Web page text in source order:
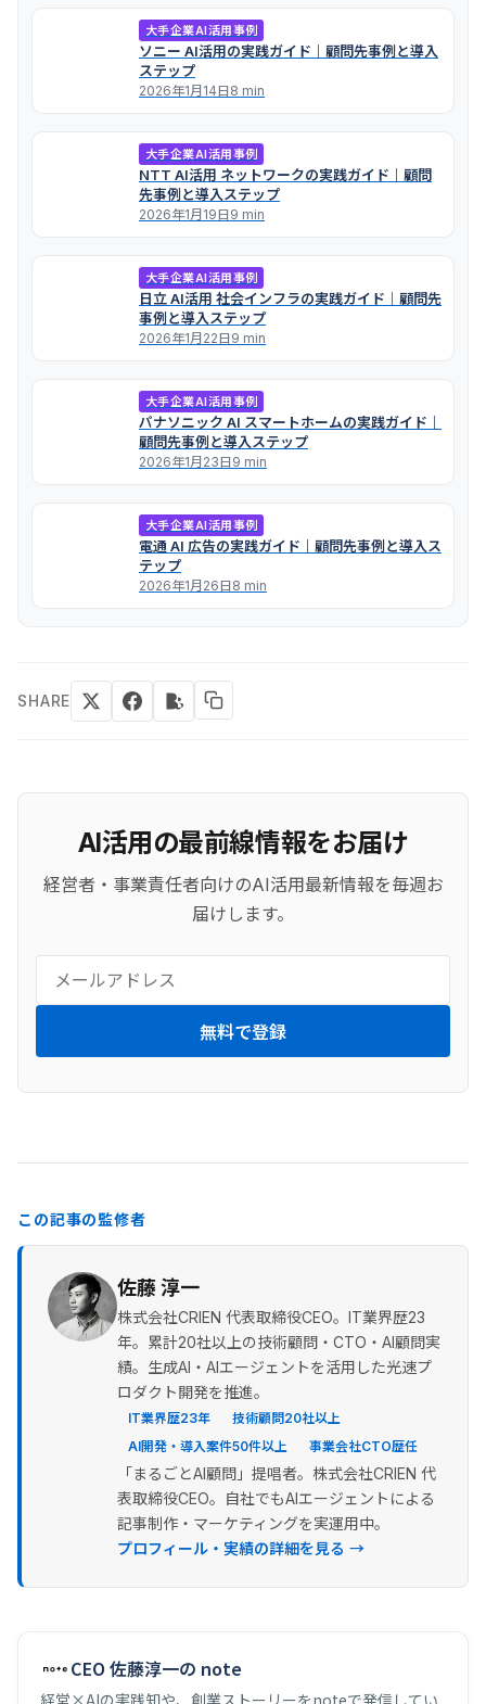
大手企業AI活用事例
ソニー AI活用の実践ガイド｜顧問先事例と導入
ステップ
2026年1月14日8 min
大手企業AI活用事例
NTT AI活用 ネットワークの実践ガイド｜顧問
先事例と導入ステップ
2026年1月19日9 min
大手企業AI活用事例
日立 AI活用 社会インフラの実践ガイド｜顧問先
事例と導入ステップ
2026年1月22日9 min
大手企業AI活用事例
パナソニック AI スマートホームの実践ガイド｜
顧問先事例と導入ステップ
2026年1月23日9 min
大手企業AI活用事例
電通 AI 広告の実践ガイド｜顧問先事例と導入ス
テップ
2026年1月26日8 min
SHARE
AI活用の最前線情報をお届け
経営者・事業責任者向けのAI活用最新情報を毎週お
届けします。
無料で登録
この記事の監修者
佐藤 淳一
株式会社CRIEN 代表取締役CEO。IT業界歴23
年。累計20社以上の技術顧問・CTO・AI顧問実
績。生成AI・AIエージェントを活用した光速プ
ロダクト開発を推進。
IT業界歴23年
技術顧問20社以上
AI開発・導入案件50件以上
事業会社CTO歴任
「まるごとAI顧問」提唱者。株式会社CRIEN 代
表取締役CEO。自社でもAIエージェントによる
記事制作・マーケティングを実運用中。
プロフィール・実績の詳細を見る →
CEO 佐藤淳一の note